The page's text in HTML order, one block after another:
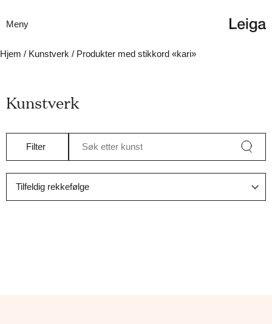
Meny
Hjem / Kunstverk / Produkter med stikkord «kari»
Kunstverk
Filter Søk etter kunst